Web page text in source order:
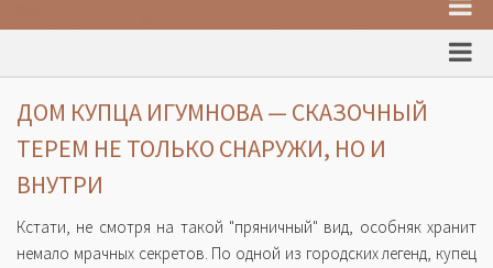
События Москвы
Москва
ДОМ КУПЦА ИГУМНОВА — СКАЗОЧНЫЙ
ТЕРЕМ НЕ ТОЛЬКО СНАРУЖИ, НО И
ВНУТРИ
Кстати, не смотря на такой "пряничный" вид, особняк хранит
немало мрачных секретов. По одной из городских легенд, купец